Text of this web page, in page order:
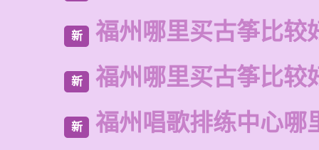
新 福州哪里买古筝比较
新 福州哪里买古筝比较
新 福州唱歌排练中心哪